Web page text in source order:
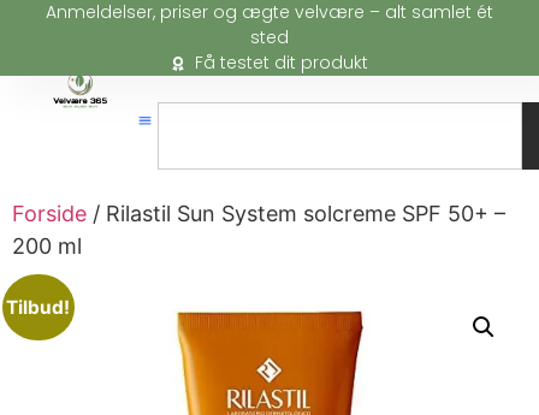
Anmeldelser, priser og ægte velvære – alt samlet ét
sted
Få testet dit produkt
Forside / Rilastil Sun System solcreme SPF 50+ –
200 ml
Tilbud!